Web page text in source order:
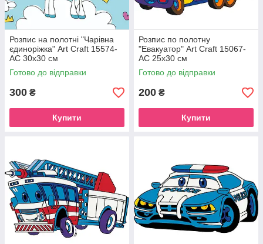
Розпис на полотні "Чарівна
єдиноріжка" Art Craft 15574-
AC 30х30 см
Готово до відправки
300 ₴
Купити
Розпис по полотну
"Евакуатор" Art Craft 15067-
AC 25х30 см
Готово до відправки
200 ₴
Купити